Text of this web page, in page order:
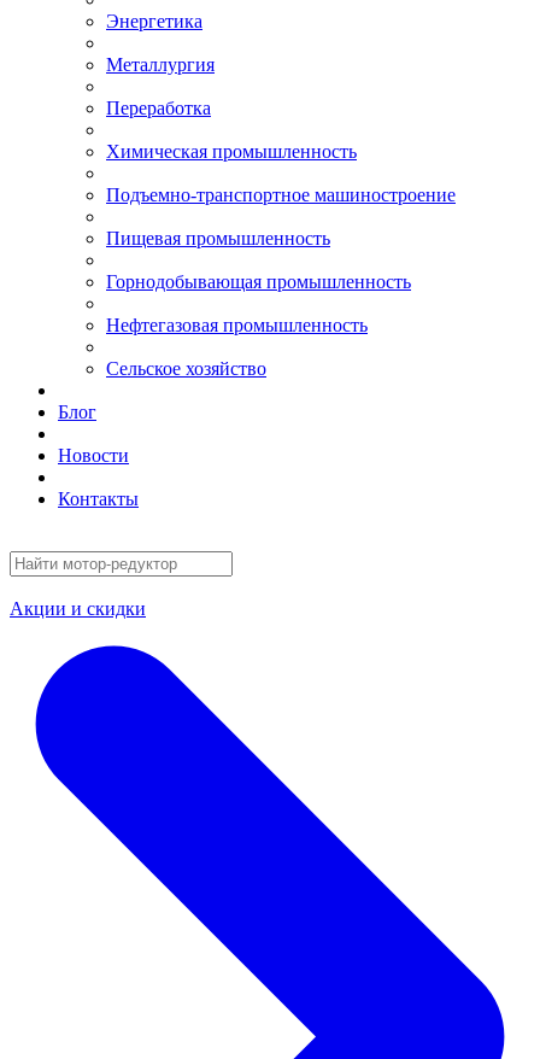
Энергетика
Металлургия
Переработка
Химическая промышленность
Подъемно-транспортное машиностроение
Пищевая промышленность
Горнодобывающая промышленность
Нефтегазовая промышленность
Сельское хозяйство
Блог
Новости
Контакты
Акции и скидки